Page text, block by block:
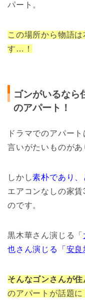
パート。
この場所から物語は
す…！
ゴンがいるなら
のアパート！
ドラマでのアパー
言いがたいものがあ
しかし素朴であり
エアコンなしの家
のです。
黒木華さん演じる「
也さん演じる「 安良
そんなゴンさんが
のアパートが話題に